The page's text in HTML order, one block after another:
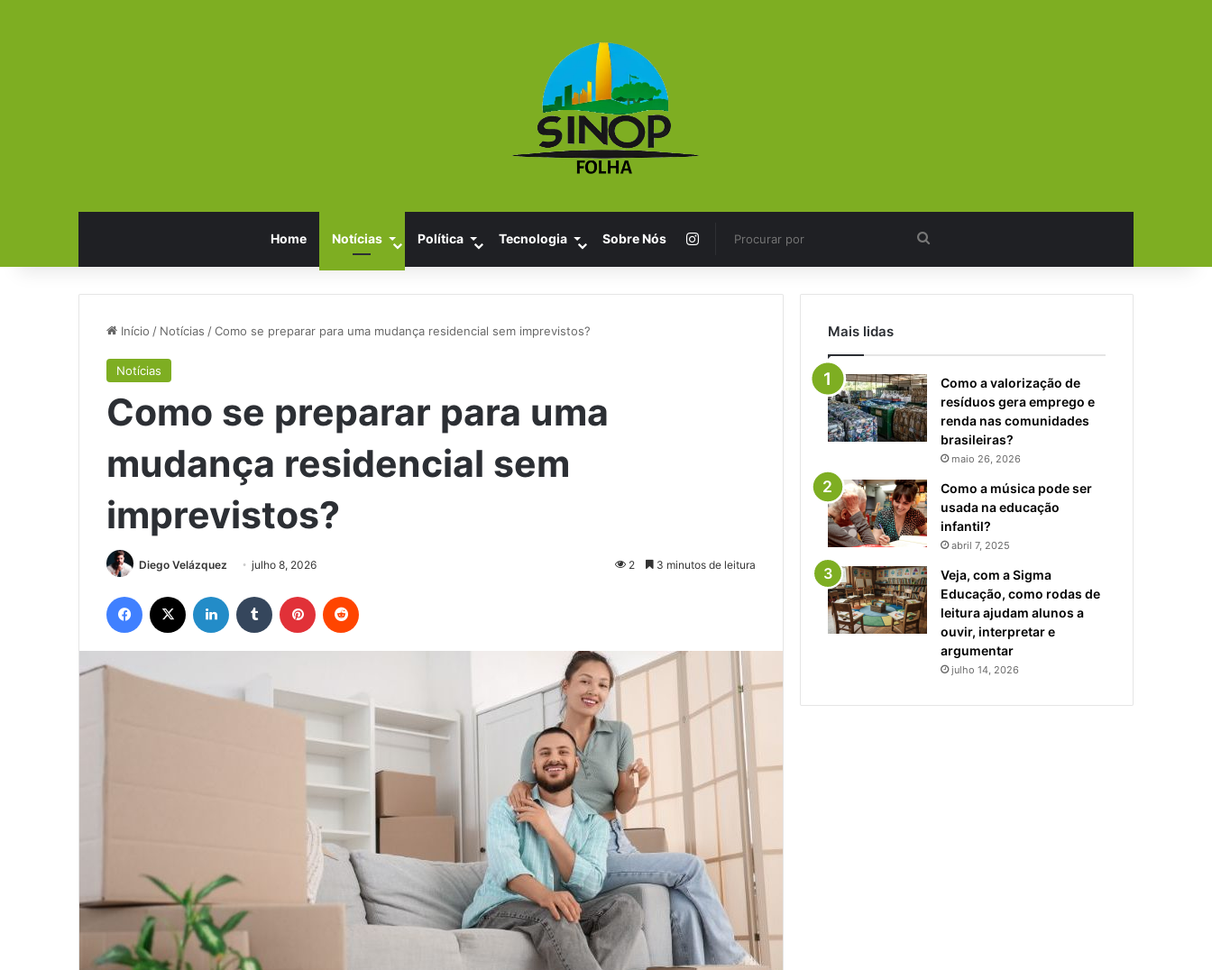
Home Notícias Política Tecnologia Sobre Nós Instagram
Procurar
por
Início / Notícias /Como se preparar para uma mudança residencial sem imprevistos?
Notícias
Como se preparar para uma
mudança residencial sem
imprevistos?
Diego Velázquez julho 8, 2026 2 3 minutos de leitura
Facebook Linkedin Tumblr Pinterest
Mais lidas
Como a valorização de
resíduos gera emprego e
renda nas comunidades
brasileiras?
maio 26, 2026
Como a música pode ser
usada na educação
infantil?
abril 7, 2025
Veja, com a Sigma
Educação, como rodas de
leitura ajudam alunos a
ouvir, interpretar e
argumentar
julho 14, 2026